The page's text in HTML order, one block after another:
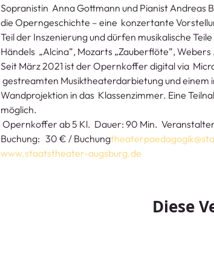
Sopranistin  Anna Gottmann und Pianist Andreas
die Operngeschichte – eine  konzertante
Teil der Inszenierung und dürfen musikalische
Händels  „Alcina”, Mozarts „Zauberflöte”, Webers
Seit März 2021 ist der Opernkoffer digital via
gestreamten Musiktheaterdarbietung und einem
Wandprojektion in das  Klassenzimmer. Eine
möglich.
Opernkoffer ab 5 Kl.  Dauer: 90 Min.
Buchung: 30 € / Buchung
www.staatstheater-augsburg.de
Diese